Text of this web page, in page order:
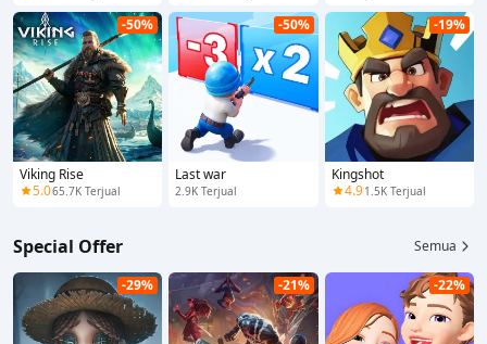
-50%
Viking Rise
5.065.7K Terjual
-50%
Last war
2.9K Terjual
-19%
Kingshot
4.91.5K Terjual
Special Offer Semua
-29% -21% -22%